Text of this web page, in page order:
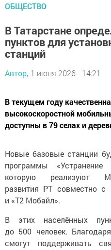
ОБЩЕСТВО
В Татарстане
пунктов для
станций
Автор, 1 июня 2026 - 14:21
В текущем году
высокоскоростной
доступны в 79 селах и
Новые базовые станции
программы «Устранение
которую реализуют
развития РТ совместно с
и «Т2 Мобайл».
В этих населённых
до 500 человек.
смогут поддерживать